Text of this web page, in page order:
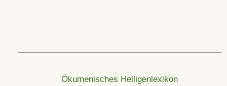
Ökumenisches Heiligenlexikon